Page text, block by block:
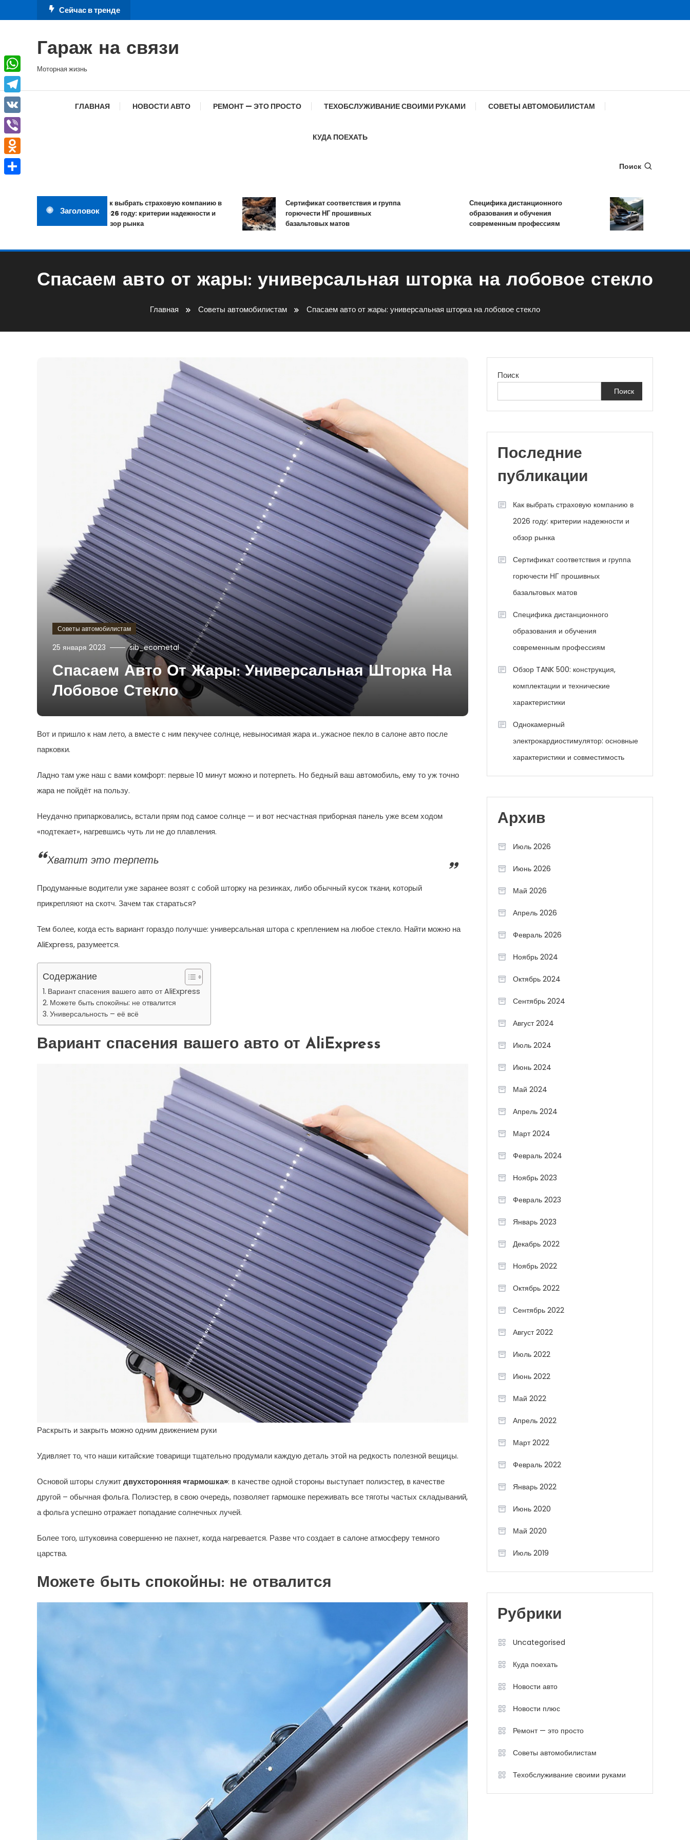
к
Сейчас в тренде
Гараж на связи
Моторная жизнь
ГЛАВНАЯ НОВОСТИ АВТО РЕМОНТ — ЭТО ПРОСТО ТЕХОБСЛУЖИВАНИЕ СВОИМИ РУКАМИ СОВЕТЫ АВТОМОБИЛИСТАМ
КУДА ПОЕХАТЬ
Поиск
Заголовок
Как выбрать страховую компанию в
2026 году: критерии надежности и
обзор рынка
Сертификат соответствия и группа
горючести НГ прошивных
базальтовых матов
Специфика дистанционного
образования и обучения
современным профессиям
Обзор TANK 500:
комплектации и
характеристики
Спасаем авто от жары: универсальная шторка на лобовое стекло
Главная Советы автомобилистам Спасаем авто от жары: универсальная шторка на лобовое стекло
Советы автомобилистам
25 января 2023 sib_ecometal
Спасаем Авто От Жары: Универсальная Шторка На
Лобовое Стекло
Вот и пришло к нам лето, а вместе с ним пекучее солнце, невыносимая жара и…ужасное пекло в салоне авто после
парковки.
Ладно там уже наш с вами комфорт: первые 10 минут можно и потерпеть. Но бедный ваш автомобиль, ему то уж точно
жара не пойдёт на пользу.
Неудачно припарковались, встали прям под самое солнце — и вот несчастная приборная панель уже всем ходом
«подтекает», нагревшись чуть ли не до плавления.
Хватит это терпеть
Продуманные водители уже заранее возят с собой шторку на резинках, либо обычный кусок ткани, который
прикрепляют на скотч. Зачем так стараться?
Тем более, когда есть вариант гораздо получше: универсальная штора с креплением на любое стекло. Найти можно на
AliExpress, разумеется.
Содержание
Вариант спасения вашего авто от AliExpress
Можете быть спокойны: не отвалится
Универсальность – её всё
Вариант спасения вашего авто от AliExpress
Раскрыть и закрыть можно одним движением руки
Удивляет то, что наши китайские товарищи тщательно продумали каждую деталь этой на редкость полезной вещицы.
Основой шторы служитдвухсторонняя «гармошка»: в качестве одной стороны выступает полиэстер, в качестве
другой – обычная фольга. Полиэстер, в свою очередь, позволяет гармошке переживать все тяготы частых складываний,
а фольга успешно отражает попадание солнечных лучей.
Более того, штуковина совершенно не пахнет, когда нагревается. Разве что создает в салоне атмосферу темного
царства.
Можете быть спокойны: не отвалится
Поиск
Поиск
Последние
публикации
Как выбрать страховую компанию в
2026 году: критерии надежности и
обзор рынка
Сертификат соответствия и группа
горючести НГ прошивных
базальтовых матов
Специфика дистанционного
образования и обучения
современным профессиям
Обзор TANK 500: конструкция,
комплектации и технические
характеристики
Однокамерный
электрокардиостимулятор: основные
характеристики и совместимость
Архив
Июль 2026
Июнь 2026
Май 2026
Апрель 2026
Февраль 2026
Ноябрь 2024
Октябрь 2024
Сентябрь 2024
Август 2024
Июль 2024
Июнь 2024
Май 2024
Апрель 2024
Март 2024
Февраль 2024
Ноябрь 2023
Февраль 2023
Январь 2023
Декабрь 2022
Ноябрь 2022
Октябрь 2022
Сентябрь 2022
Август 2022
Июль 2022
Июнь 2022
Май 2022
Апрель 2022
Март 2022
Февраль 2022
Январь 2022
Июнь 2020
Май 2020
Июль 2019
Рубрики
Uncategorised
Куда поехать
Новости авто
Новости плюс
Ремонт — это просто
Советы автомобилистам
Техобслуживание своими руками
WhatsApp
Telegram
VK
Viber
Odnoklassniki